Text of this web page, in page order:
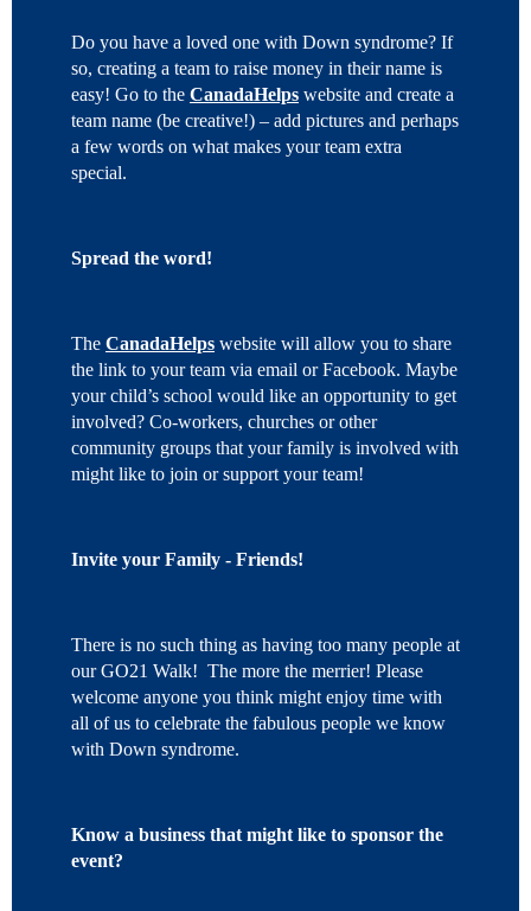
Do you have a loved one with Down syndrome? If
so, creating a team to raise money in their name is
easy! Go to the CanadaHelps website and create a
team name (be creative!) – add pictures and perhaps
a few words on what makes your team extra
special.
Spread the word!
The CanadaHelps website will allow you to share
the link to your team via email or Facebook. Maybe
your child’s school would like an opportunity to get
involved? Co-workers, churches or other
community groups that your family is involved with
might like to join or support your team!
Invite your Family - Friends!
There is no such thing as having too many people at
our GO21 Walk! The more the merrier! Please
welcome anyone you think might enjoy time with
all of us to celebrate the fabulous people we know
with Down syndrome.
Know a business that might like to sponsor the
event?